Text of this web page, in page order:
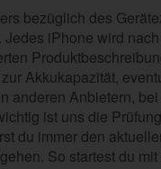
bezüglich des
iPhone wird
Akkukapazität,
anderen Anbietern,
ist uns die
du immer den
So startest du